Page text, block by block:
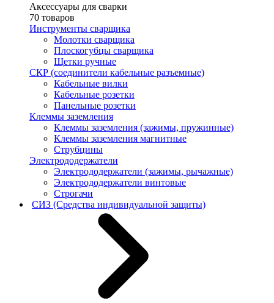
Аксессуары для сварки
70 товаров
Инструменты сварщика
Молотки сварщика
Плоскогубцы сварщика
Щетки ручные
СКР (соединители кабельные разъемные)
Кабельные вилки
Кабельные розетки
Панельные розетки
Клеммы заземления
Клеммы заземления (зажимы, пружинные)
Клеммы заземления магнитные
Струбцины
Электрододержатели
Электрододержатели (зажимы, рычажные)
Электрододержатели винтовые
Строгачи
СИЗ (Средства индивидуальной защиты)